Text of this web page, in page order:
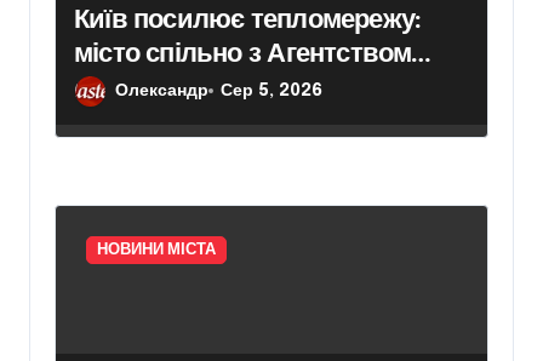
Київ посилює тепломережу:
місто спільно з Агентством
відновлення законтрактували
Олександр Сер 5, 2026
НОВИНИ МІСТА